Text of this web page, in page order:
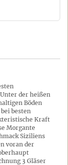
der heißen
Böden
besten
Kraft
Morgante
Siziliens
voran der
3 Gläser